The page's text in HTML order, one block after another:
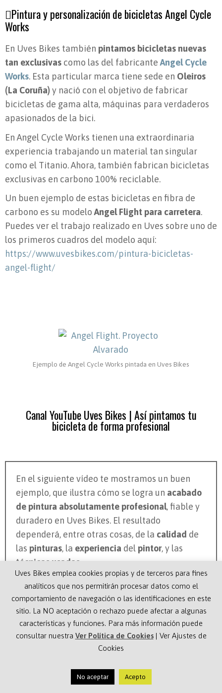
Pintura y personalización de bicicletas Angel Cycle
Works
En Uves Bikes también pintamos bicicletas nuevas
tan exclusivas como las del fabricante Angel Cycle
Works. Esta particular marca tiene sede en Oleiros
(La Coruña) y nació con el objetivo de fabricar
bicicletas de gama alta, máquinas para verdaderos
apasionados de la bici.
En Angel Cycle Works tienen una extraordinaria
experiencia trabajando un material tan singular
como el Titanio. Ahora, también fabrican bicicletas
exclusivas en carbono 100% reciclable.
Un buen ejemplo de estas bicicletas en fibra de
carbono es su modeloAngel Flight para carretera.
Puedes ver el trabajo realizado en Uves sobre uno de
los primeros cuadros del modelo aquí:
https://www.uvesbikes.com/pintura-bicicletas-
angel-flight/
Ejemplo de Angel Cycle Works pintada en Uves Bikes
Canal YouTube Uves Bikes | Así pintamos tu
bicicleta de forma profesional
En el siguiente vídeo te mostramos un buen
ejemplo, que ilustra cómo se logra un acabado
de pintura absolutamente profesional, fiable y
duradero en Uves Bikes. El resultado
dependerá, entre otras cosas, de la calidad de
las pinturas, la experiencia del pintor, y las
técnicas usadas.
La personalización de laWilier Cento 10NDR
del vídeo es relativamente compleja, y puedes
ver que usamos varias de lastécnicas
vanguardistasposibles y los mejores
materiales, ¡sin concesiones!
muy importante, comprender e interpretar
quiere el clientey preparar el proceso para
Uves Bikes emplea cookies propias y de terceros para fines
analíticos que nos permitirán procesar datos como el
comportamiento de navegación o las identificaciones en este
sitio. La NO aceptación o rechazo puede afectar a algunas
características y funciones. Para más información puede
consultar nuestra Ver Política de Cookies| Ver Ajustes de
Cookies
No aceptar Acepto